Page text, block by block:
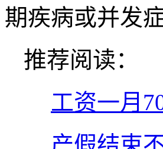
期疾病或并发
推荐阅读：
工资一月